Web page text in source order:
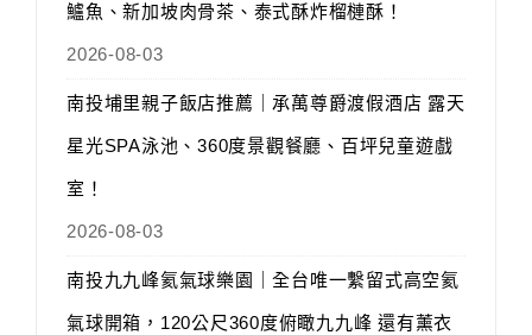
鱸魚、新加坡肉骨茶、泰式酥炸榴槤酥！
2026-08-03
南投埔里親子飯店推薦｜承萬尊爵渡假酒店 露天
星光SPA泳池、360度景觀餐廳、百坪兒童遊戲
室！
2026-08-03
南投九九峰氦氣球樂園｜全台唯一繫留式高空氦
氣球開箱，120公尺360度俯瞰九九峰 還有薰衣